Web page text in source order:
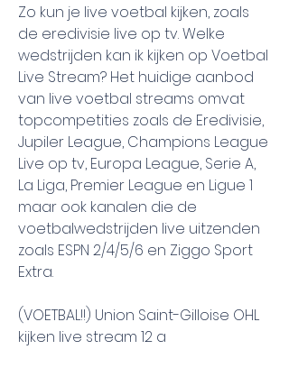
Zo kun je live voetbal kijken, zoals
de eredivisie live op tv. Welke
wedstrijden kan ik kijken op Voetbal
Live Stream? Het huidige aanbod
van live voetbal streams omvat
topcompetities zoals de Eredivisie,
Jupiler League, Champions League
Live op tv, Europa League, Serie A,
La Liga, Premier League en Ligue 1
maar ook kanalen die de
voetbalwedstrijden live uitzenden
zoals ESPN 2/4/5/6 en Ziggo Sport
Extra.
(VOETBAL!!) Union Saint-Gilloise OHL
kijken live stream 12 a